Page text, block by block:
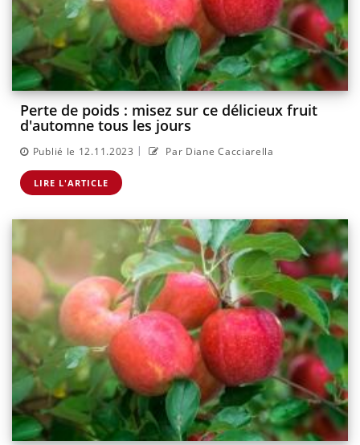
Perte de poids : misez sur ce délicieux fruit
d'automne tous les jours
Publié le 12.11.2023 | Par Diane Cacciarella
LIRE L'ARTICLE